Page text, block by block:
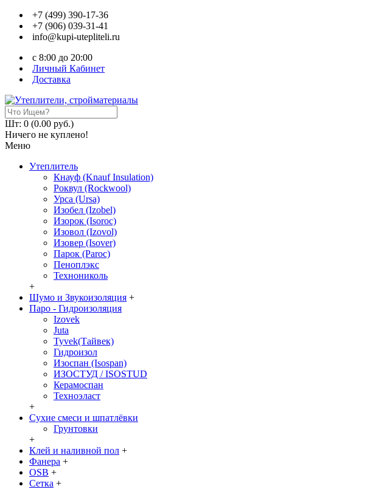
+7 (499) 390-17-36
+7 (906) 039-31-41
info@kupi-utepliteli.ru
c 8:00 до 20:00
Личный Кабинет
Доставка
Шт: 0 (0.00 руб.)
Ничего не куплено!
Меню
Утеплитель
Кнауф (Knauf Insulation)
Роквул (Rockwool)
Урса (Ursa)
Изобел (Izobel)
Изорок (Isoroc)
Изовол (Izovol)
Изовер (Isover)
Парок (Paroс)
Пеноплэкс
Технониколь
+
Шумо и Звукоизоляция +
Паро - Гидроизоляция
Izovek
Juta
Tyvek(Тайвек)
Гидроизол
Изоспан (Isospan)
ИЗОСТУД / ISOSTUD
Керамоспан
Техноэласт
+
Сухие смеси и шпатлёвки
Грунтовки
+
Клей и наливной пол +
Фанера +
OSB +
Сетка +